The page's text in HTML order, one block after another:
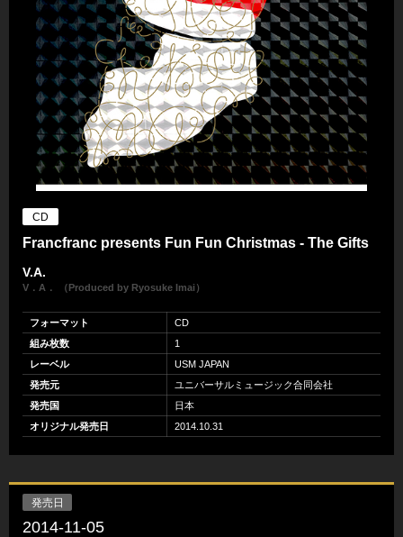
CD
Francfranc presents Fun Fun Christmas - The Gifts
V.A.
V．A． （Produced by Ryosuke Imai）
フォーマット
CD
組み枚数
1
レーベル
USM JAPAN
発売元
ユニバーサルミュージック合同会社
発売国
日本
オリジナル発売日
2014.10.31
発売日
2014-11-05